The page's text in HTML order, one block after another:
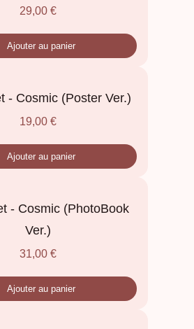
29,00 €
Ajouter au panier
- Cosmic (Poster Ver.)
19,00 €
Ajouter au panier
- Cosmic (PhotoBook
Ver.)
31,00 €
Ajouter au panier